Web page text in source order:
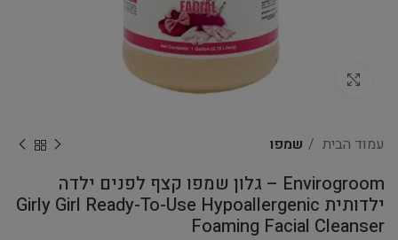
Click to enlarge
עמוד הבית שמפו
Envirogroom – גלון שמפו קצף לפנים ילדה
ילדותית Girly Girl Ready-To-Use Hypoallergenic
Foaming Facial Cleanser